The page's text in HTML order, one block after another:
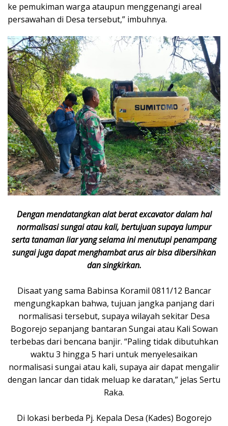
ke pemukiman warga ataupun menggenangi areal
persawahan di Desa tersebut,” imbuhnya.
‎Dengan mendatangkan alat berat excavator dalam hal
normalisasi sungai atau kali, bertujuan supaya lumpur
serta tanaman liar yang selama ini menutupi penampang
sungai juga dapat menghambat arus air bisa dibersihkan
dan singkirkan.
‎Disaat yang sama Babinsa Koramil 0811/12 Bancar
mengungkapkan bahwa, tujuan jangka panjang dari
normalisasi tersebut, supaya wilayah sekitar Desa
Bogorejo sepanjang bantaran Sungai atau Kali Sowan
terbebas dari bencana banjir. “Paling tidak dibutuhkan
waktu 3 hingga 5 hari untuk menyelesaikan
normalisasi sungai atau kali, supaya air dapat mengalir
dengan lancar dan tidak meluap ke daratan,” jelas Sertu
Raka.
‎Di lokasi berbeda Pj. Kepala Desa (Kades) Bogorejo